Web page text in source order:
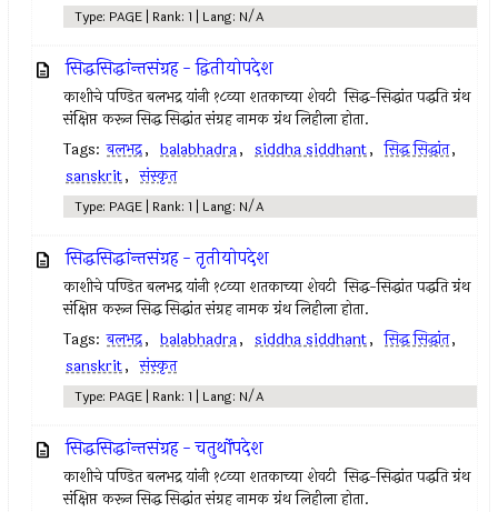
Type: PAGE | Rank: 1 | Lang: N/A
सिद्धसिद्धांन्तसंग्रह - द्वितीयोपदेश
काशीचे पण्डित बलभद्र यांनी १८व्या शतकाच्या शेवटी सिद्ध-सिद्धांत पद्धति ग्रंथ
संक्षिप्त करून सिद्ध सिद्धांत संग्रह नामक ग्रंथ लिहीला होता.
Tags: बलभद्र, balabhadra, siddha siddhant, सिद्ध सिद्धांत,
sanskrit, संस्कृत
Type: PAGE | Rank: 1 | Lang: N/A
सिद्धसिद्धांन्तसंग्रह - तृतीयोपदेश
काशीचे पण्डित बलभद्र यांनी १८व्या शतकाच्या शेवटी सिद्ध-सिद्धांत पद्धति ग्रंथ
संक्षिप्त करून सिद्ध सिद्धांत संग्रह नामक ग्रंथ लिहीला होता.
Tags: बलभद्र, balabhadra, siddha siddhant, सिद्ध सिद्धांत,
sanskrit, संस्कृत
Type: PAGE | Rank: 1 | Lang: N/A
सिद्धसिद्धांन्तसंग्रह - चतुर्थोपदेश
काशीचे पण्डित बलभद्र यांनी १८व्या शतकाच्या शेवटी सिद्ध-सिद्धांत पद्धति ग्रंथ
संक्षिप्त करून सिद्ध सिद्धांत संग्रह नामक ग्रंथ लिहीला होता.